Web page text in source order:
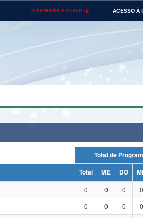
CORONAVÍRUS (COVID-19) ACESSO À
Ministério das
do Desenvolvimento
Geral da União Banco Central do
Total ME DO
0 0 0 0
0 0 0 0